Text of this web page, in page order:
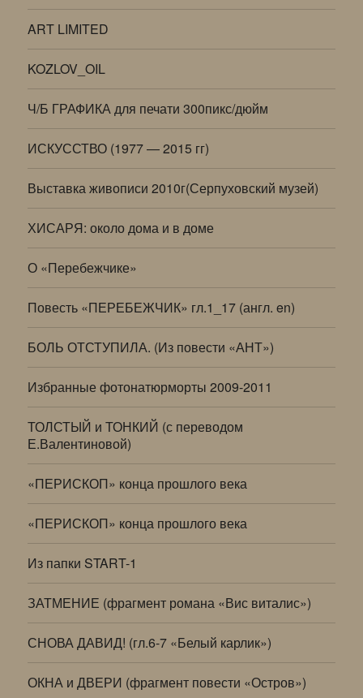
ART LIMITED
KOZLOV_OIL
Ч/Б ГРАФИКА для печати 300пикс/дюйм
ИСКУССТВО (1977 — 2015 гг)
Выставка живописи 2010г(Серпуховский музей)
ХИСАРЯ: около дома и в доме
О «Перебежчике»
Повесть «ПЕРЕБЕЖЧИК» гл.1_17 (англ. en)
БОЛЬ ОТСТУПИЛА. (Из повести «АНТ»)
Избранные фотонатюрморты 2009-2011
ТОЛСТЫЙ и ТОНКИЙ (с переводом
Е.Валентиновой)
«ПЕРИСКОП» конца прошлого века
«ПЕРИСКОП» конца прошлого века
Из папки START-1
ЗАТМЕНИЕ (фрагмент романа «Вис виталис»)
СНОВА ДАВИД! (гл.6-7 «Белый карлик»)
ОКНА и ДВЕРИ (фрагмент повести «Остров»)